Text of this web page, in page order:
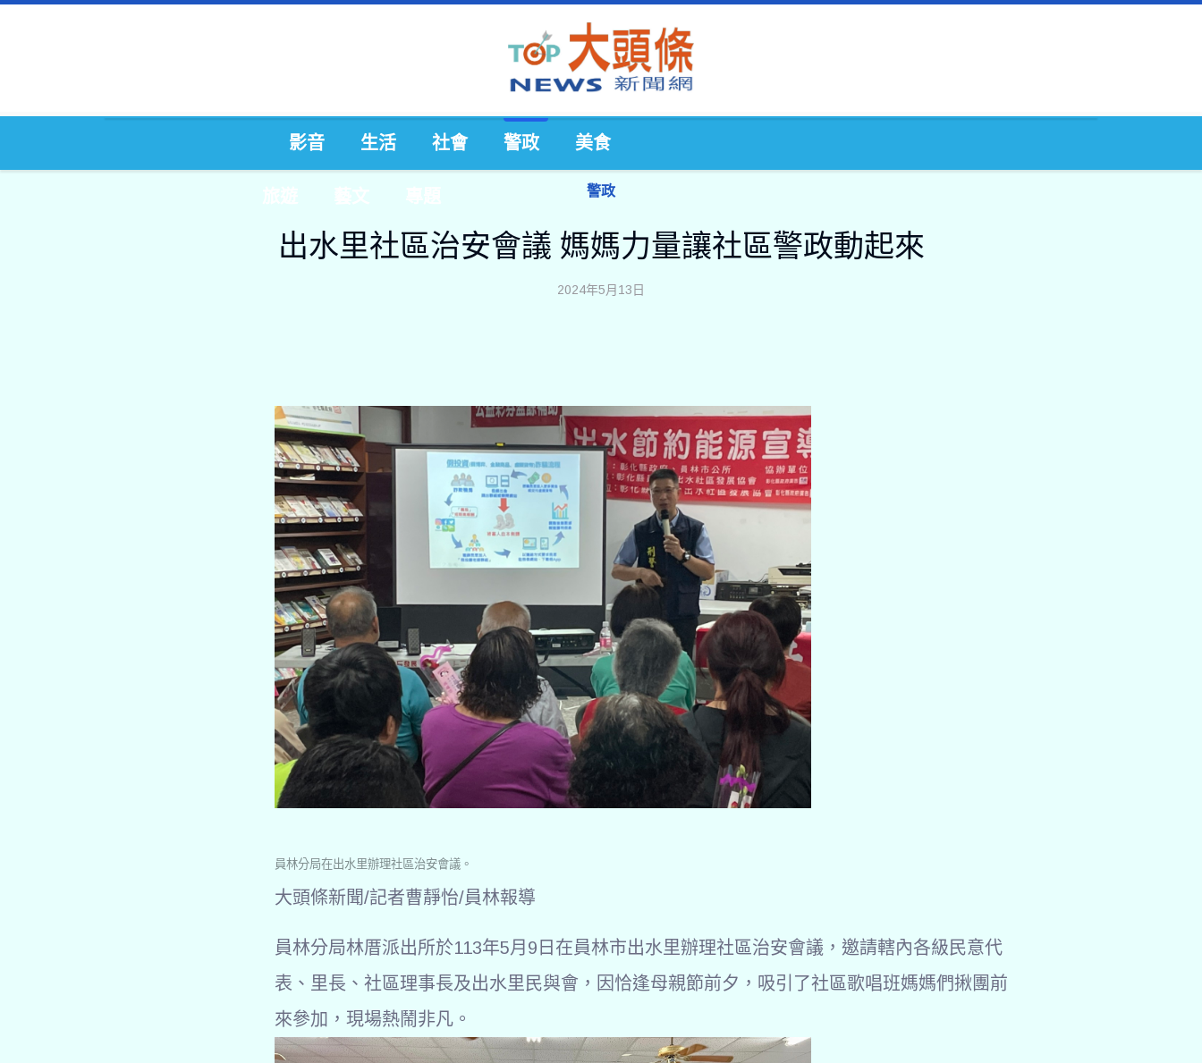
影音 生活 社會 警政 美食
警政
出水里社區治安會議 媽媽力量讓社區警政動起來
2024年5月13日
員林分局在出水里辦理社區治安會議。
大頭條新聞/記者曹靜怡/員林報導
員林分局林厝派出所於113年5月9日在員林市出水里辦理社區治安會議，邀請轄內各級民意代
表、里長、社區理事長及出水里民與會，因恰逢母親節前夕，吸引了社區歌唱班媽媽們揪團前
來參加，現場熱鬧非凡。